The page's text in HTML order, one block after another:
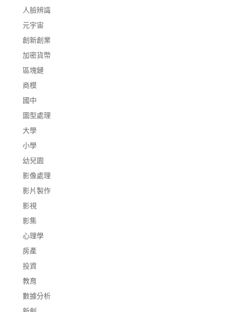
人臉辨識
元宇宙
創新創業
加密貨幣
區塊鏈
商模
國中
圖型處理
大學
小學
幼兒園
影像處理
影片製作
影視
影集
心理學
房產
投資
教育
數據分析